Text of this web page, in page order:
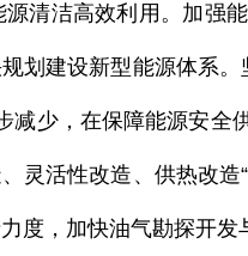
清洁高效利用。加强
划建设新型能源体系
减少，在保障能源安全
灵活性改造、供热改
度，加快油气勘探开